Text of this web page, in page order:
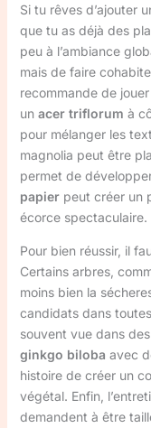
Si tu rêves d’ajouter
que tu as déjà des
peu à l’ambiance
mais de faire
recommande de
un acer triflorum à
pour mélanger les
magnolia peut être
permet de
papierpeut créer un
écorce spectaculaire.
Pour bien réussir, il
Certains arbres,
moins bien la
candidats dans
souvent vue dans
ginkgo biloba avec
histoire de créer un
végétal. Enfin,
demandent à être